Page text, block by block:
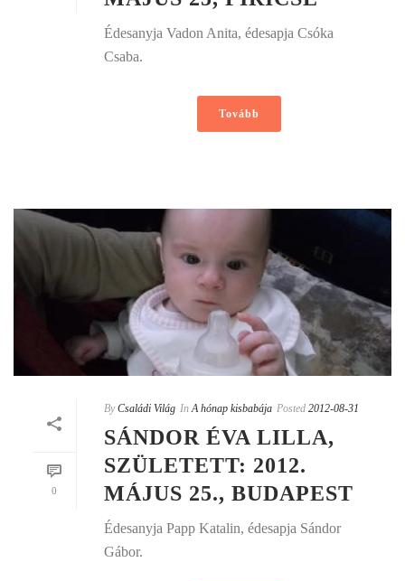
Édesanyja Vadon Anita, édesapja Csóka
Csaba.
Tovább
0
By Családi Világ In A hónap kisbabája Posted 2012-08-31
SÁNDOR ÉVA LILLA,
SZÜLETETT: 2012.
MÁJUS 25., BUDAPEST
Édesanyja Papp Katalin, édesapja Sándor
Gábor.